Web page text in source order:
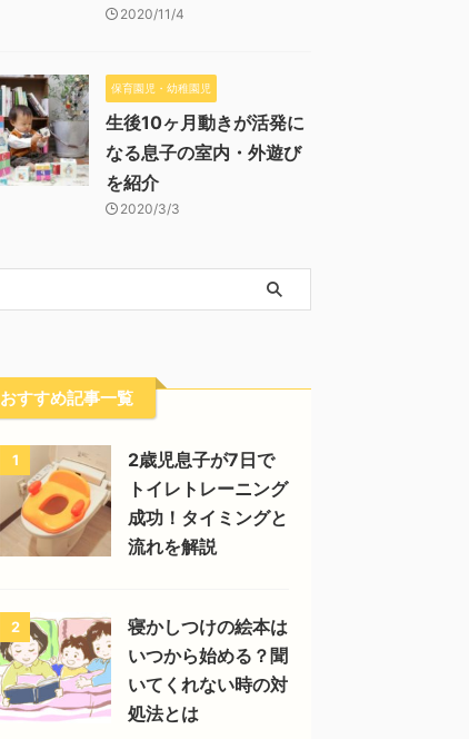
2020/11/4
保育園児・幼稚園児
生後10ヶ月動きが活発に
なる息子の室内・外遊び
を紹介
2020/3/3
おすすめ記事一覧
1
2歳児息子が7日で
トイレトレーニング
成功！タイミングと
流れを解説
2
寝かしつけの絵本は
いつから始める？聞
いてくれない時の対
処法とは